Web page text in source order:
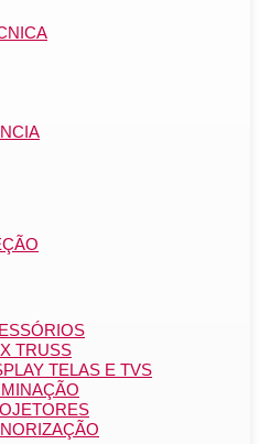
TRUSS
TELAS E TVS